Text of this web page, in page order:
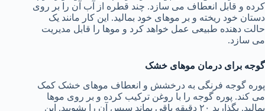
کرده و قابل انعطاف می سازد. چند قطره از آب آن را بر روی
دستان خود ریخته و بر موهای خود بمالید. این کار مانند یک
حالت دهنده طبیعی عمل خواهد کرد و موها را قابل مدیریت
می سازد.
گوجه برای درمان موهای خشک
پوره گوجه فرنگی به درخشش و انعطاف موهای خشک کمک
می کند. پوره گوجه را با روغن ترکیب کرده و بر روی موها
بمالید. بگذارید ۲۰ دقیقه باقی بماند سپس آن را بشویید. این